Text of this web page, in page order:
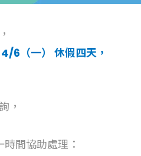
6（一） 休假四天，
，
間協助處理：